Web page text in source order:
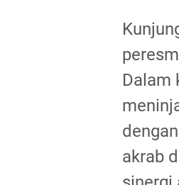
Dalam
akrab